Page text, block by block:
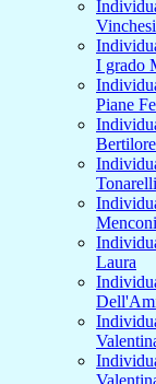
I grado
Piane
Laura